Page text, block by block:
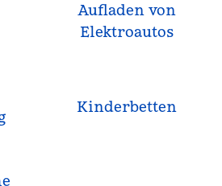
Aufladen von
Elektroautos
Kinderbetten